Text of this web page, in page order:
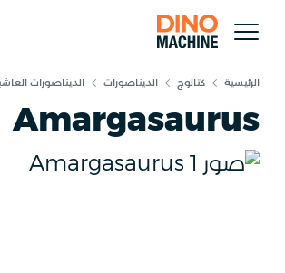
الرئيسية كتالوج الديناصورات الديناصورات
Amargasaurus